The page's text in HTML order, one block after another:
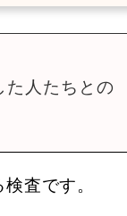
人たちとの
査です。